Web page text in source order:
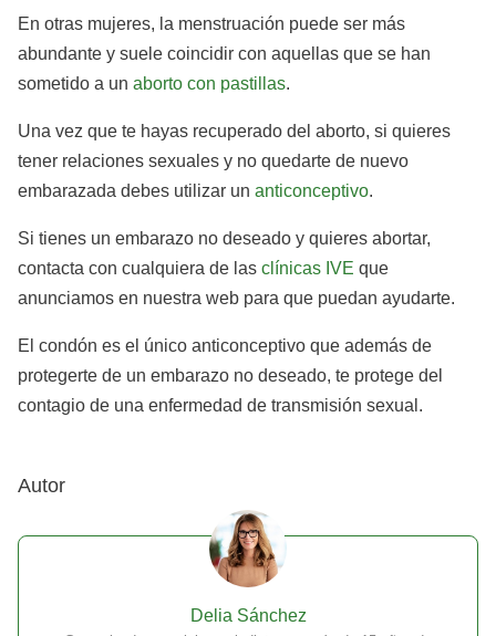
En otras mujeres, la menstruación puede ser más
abundante y suele coincidir con aquellas que se han
sometido a un aborto con pastillas.
Una vez que te hayas recuperado del aborto, si quieres
tener relaciones sexuales y no quedarte de nuevo
embarazada debes utilizar un anticonceptivo.
Si tienes un embarazo no deseado y quieres abortar,
contacta con cualquiera de las clínicas IVE que
anunciamos en nuestra web para que puedan ayudarte.
El condón es el único anticonceptivo que además de
protegerte de un embarazo no deseado, te protege del
contagio de una enfermedad de transmisión sexual.
Autor
Delia Sánchez